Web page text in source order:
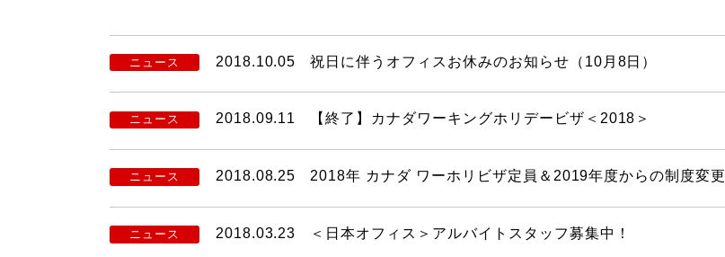
ニュース 2018.10.05 祝日に伴うオフィスお休みのお知らせ（10月8日）
ニュース 2018.09.11 【終了】カナダワーキングホリデービザ＜2018＞
ニュース 2018.08.25 2018年 カナダ ワーホリビザ定員＆2019年度からの制度変更
ニュース 2018.03.23 ＜日本オフィス＞アルバイトスタッフ募集中！